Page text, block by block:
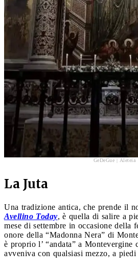
GeDeGue | Aleteia
La Juta
Una tradizione antica, che prende il
Avellino Today, è quella di salire a
mese di settembre in occasione della
onore della “Madonna Nera” di
è proprio l’ “andata” a Montevergine
avveniva con qualsiasi mezzo, a